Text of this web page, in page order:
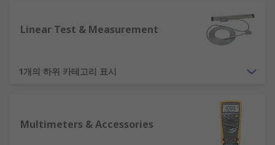
Research labs
Manufacturing, and particle analysis
Range of Test and Measurement Equipment
Linear Test & Measurement
1개의 하위 카테고리 표시
Multimeters & Accessories